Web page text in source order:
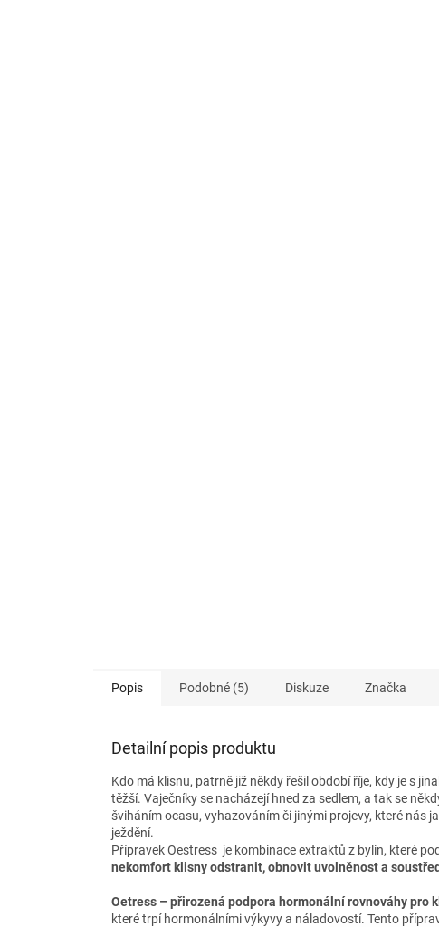
Popis Podobné (5) Diskuze Značka
Detailní popis produktu
Kdo má klisnu, patrně již někdy řešil období říje, kdy je s
těžší. Vaječníky se nacházejí hned za sedlem, a tak se
šviháním ocasu, vyhazováním či jinými projevy, které nás
ježdění.
Přípravek Oestress je kombinace extraktů z bylin, které
nekomfort klisny odstranit, obnovit uvolněnost a
Oetress – přirozená podpora hormonální rovnováhy pro
které trpí hormonálními výkyvy a náladovostí. Tento